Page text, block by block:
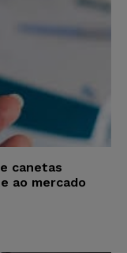
canetas
ao mercado